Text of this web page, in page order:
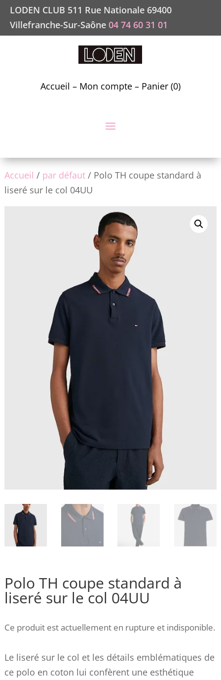
LODEN CLUB 511 Rue Nationale 69400
Villefranche-Sur-Saône 04 74 60 31 01
Accueil – Mon compte– Panier (0)
Accueil / par défaut/ Polo TH coupe standard à
liseré sur le col 04UU
Polo TH coupe standard à
liseré sur le col 04UU
Ce produit est actuellement en rupture et indisponible.
Le liseré sur le col et les détails emblématiques de
ce polo en coton lui confèrent une esthétique